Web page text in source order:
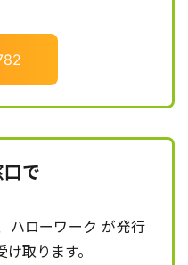
で
ハローワーク が発行
取ります。